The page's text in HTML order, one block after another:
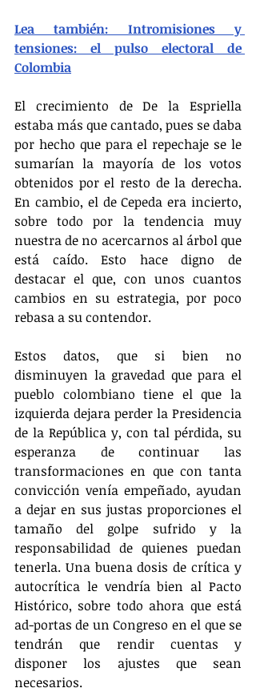
Lea también: Intromisiones y
tensiones: el pulso electoral de
Colombia
El crecimiento de De la Espriella
estaba más que cantado, pues se daba
por hecho que para el repechaje se le
sumarían la mayoría de los votos
obtenidos por el resto de la derecha.
En cambio, el de Cepeda era incierto,
sobre todo por la tendencia muy
nuestra de no acercarnos al árbol que
está caído. Esto hace digno de
destacar el que, con unos cuantos
cambios en su estrategia, por poco
rebasa a su contendor.
Estos datos, que si bien no
disminuyen la gravedad que para el
pueblo colombiano tiene el que la
izquierda dejara perder la Presidencia
de la República y, con tal pérdida, su
esperanza de continuar las
transformaciones en que con tanta
convicción venía empeñado, ayudan
a dejar en sus justas proporciones el
tamaño del golpe sufrido y la
responsabilidad de quienes puedan
tenerla. Una buena dosis de crítica y
autocrítica le vendría bien al Pacto
Histórico, sobre todo ahora que está
ad-portas de un Congreso en el que se
tendrán que rendir cuentas y
disponer los ajustes que sean
necesarios.